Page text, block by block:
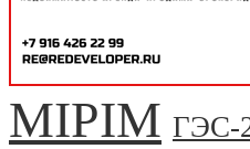
MIPIM ГЭС-